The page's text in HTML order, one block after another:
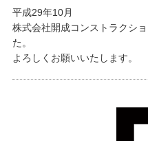
平成29年10月
株式会社開成コンストラクシ
た。
よろしくお願いいたします。